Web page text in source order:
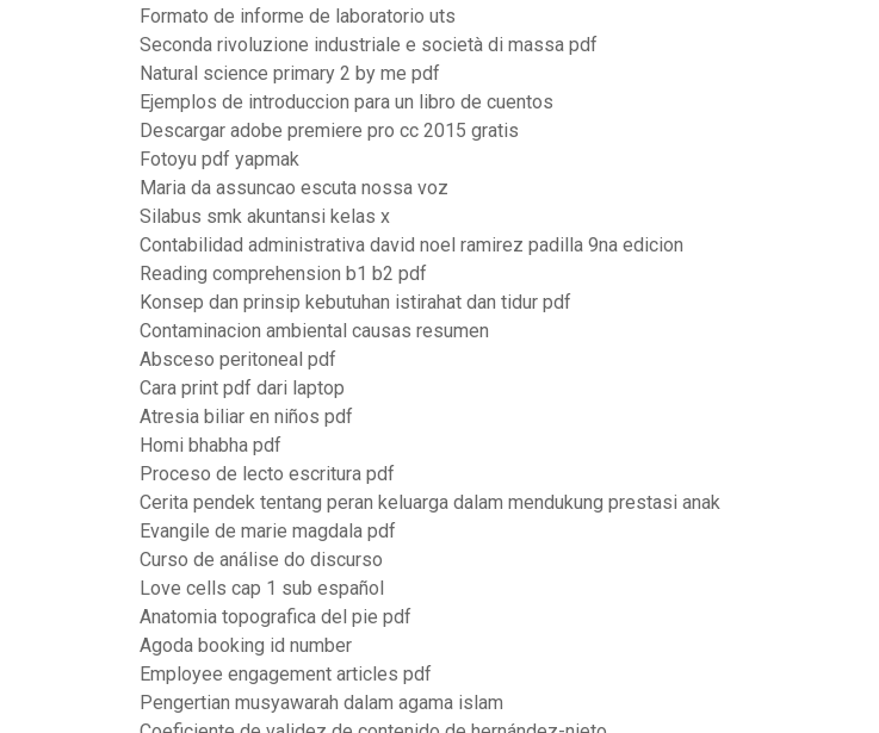
Formato de informe de laboratorio uts
Seconda rivoluzione industriale e società di massa pdf
Natural science primary 2 by me pdf
Ejemplos de introduccion para un libro de cuentos
Descargar adobe premiere pro cc 2015 gratis
Fotoyu pdf yapmak
Maria da assuncao escuta nossa voz
Silabus smk akuntansi kelas x
Contabilidad administrativa david noel ramirez padilla 9na edicion
Reading comprehension b1 b2 pdf
Konsep dan prinsip kebutuhan istirahat dan tidur pdf
Contaminacion ambiental causas resumen
Absceso peritoneal pdf
Cara print pdf dari laptop
Atresia biliar en niños pdf
Homi bhabha pdf
Proceso de lecto escritura pdf
Cerita pendek tentang peran keluarga dalam mendukung prestasi anak
Evangile de marie magdala pdf
Curso de análise do discurso
Love cells cap 1 sub español
Anatomia topografica del pie pdf
Agoda booking id number
Employee engagement articles pdf
Pengertian musyawarah dalam agama islam